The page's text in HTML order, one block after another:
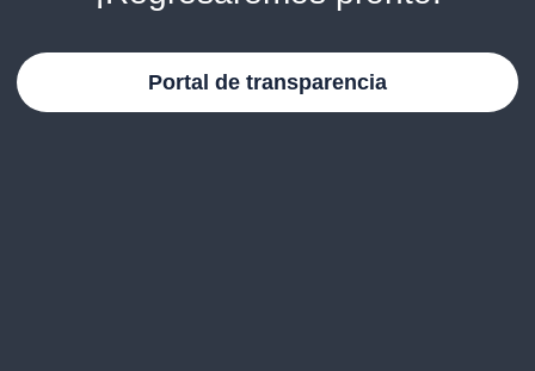
Portal de transparencia